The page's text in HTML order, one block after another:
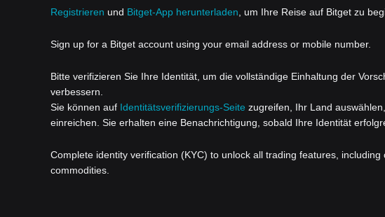
Registrieren und Bitget-App herunterladen , um Ihre Reise auf Bitget zu
Sign up for a Bitget account using your email address or mobile number.
Bitte verifizieren Sie Ihre Identität, um die vollständige Einhaltung der
verbessern.
Sie können auf Identitätsverifizierungs-Seite zugreifen, Ihr Land
einreichen. Sie erhalten eine Benachrichtigung, sobald Ihre Identität
Complete identity verification (KYC) to unlock all trading features,
commodities.